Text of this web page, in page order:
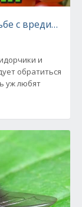
с
и
обратиться
уж любят